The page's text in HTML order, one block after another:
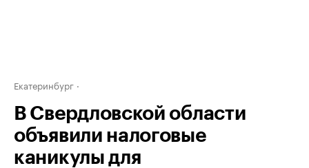
Екатеринбург
В Свердловской области
объявили налоговые
каникулы для